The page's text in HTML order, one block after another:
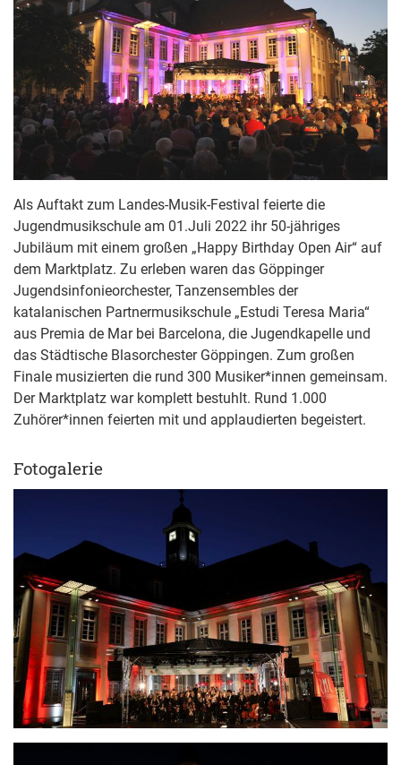
Als Auftakt zum Landes-Musik-Festival feierte die
Jugendmusikschule am 01.Juli 2022 ihr 50-jähriges
Jubiläum mit einem großen „Happy Birthday Open Air“ auf
dem Marktplatz. Zu erleben waren das Göppinger
Jugendsinfonieorchester, Tanzensembles der
katalanischen Partnermusikschule „Estudi Teresa Maria“
aus Premia de Mar bei Barcelona, die Jugendkapelle und
das Städtische Blasorchester Göppingen. Zum großen
Finale musizierten die rund 300 Musiker*innen gemeinsam.
Der Marktplatz war komplett bestuhlt. Rund 1.000
Zuhörer*innen feierten mit und applaudierten begeistert.
Fotogalerie